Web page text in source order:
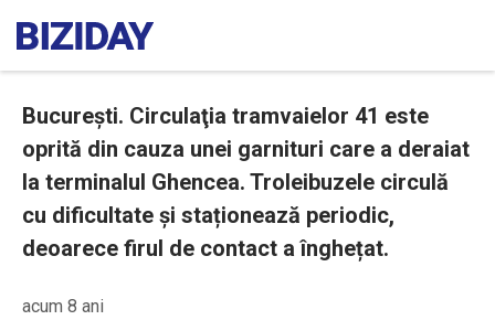
București. Circulaţia tramvaielor 41 este
oprită din cauza unei garnituri care a deraiat
la terminalul Ghencea. Troleibuzele circulă
cu dificultate și staționează periodic,
deoarece firul de contact a înghețat.
acum 8 ani